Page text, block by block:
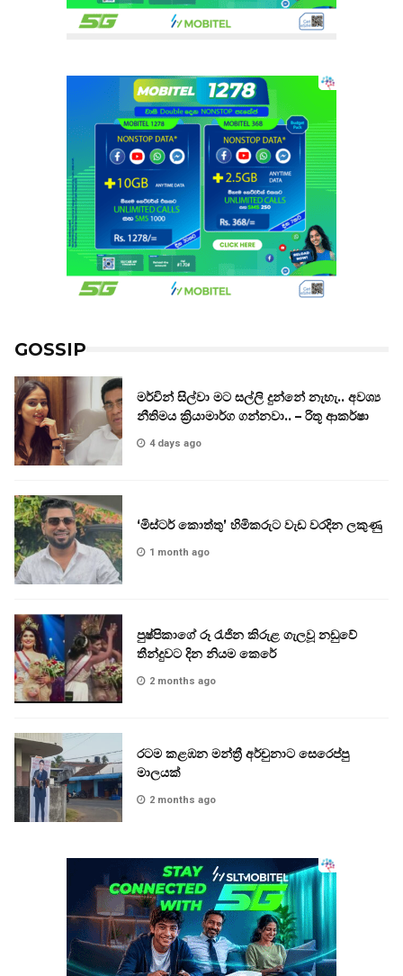
GOSSIP
මර්වින් සිල්වා මට සල්ලි දුන්නේ නැහැ.. අවශ්‍ය
නීතිමය ක්‍රියාමාර්ග ගන්නවා.. – රිතූ ආකර්ෂා
4 days ago
‘මිස්ටර් කොත්තු’ හිමිකරුට වැඩ වරදින ලකුණු
1 month ago
පුෂ්පිකාගේ රූ රැජින කිරුළ ගැලවූ නඩුවේ
තීන්දුවට දින නියම කෙරේ
2 months ago
රටම කළඹන මන්ත්‍රී අර්චුනාට සෙරෙප්පු
මාලයක්
2 months ago